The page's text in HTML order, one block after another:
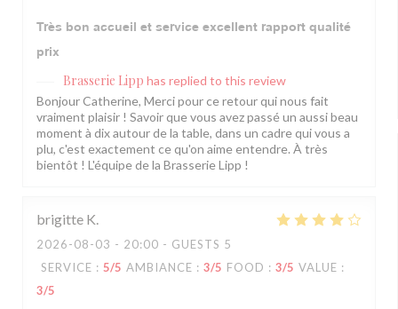
Très bon accueil et service excellent rapport qualité
prix
Brasserie Lipp has replied to this review
Bonjour Catherine, Merci pour ce retour qui nous fait
vraiment plaisir ! Savoir que vous avez passé un aussi beau
moment à dix autour de la table, dans un cadre qui vous a
plu, c'est exactement ce qu'on aime entendre. À très
bientôt ! L'équipe de la Brasserie Lipp !
brigitte K
2026-08-03 - 20:00 - GUESTS 5
SERVICE : 5/5 AMBIANCE : 3/5 FOOD : 3/5 VALUE :
3/5